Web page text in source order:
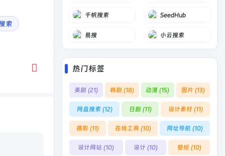
索
千帆搜索 SeedHub
易搜 小云搜索
热门标签
美剧 (21) 韩剧 (18) 动漫 (15) 图片 (13)
网盘搜索 (12) 日剧 (11) 设计素材 (11)
摄影 (11) 在线工具 (10) 网址导航 (10)
设计网站 (10) 设计 (10) 壁纸 (10)